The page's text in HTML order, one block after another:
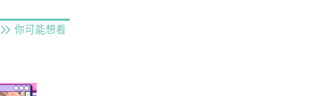
你可能想看